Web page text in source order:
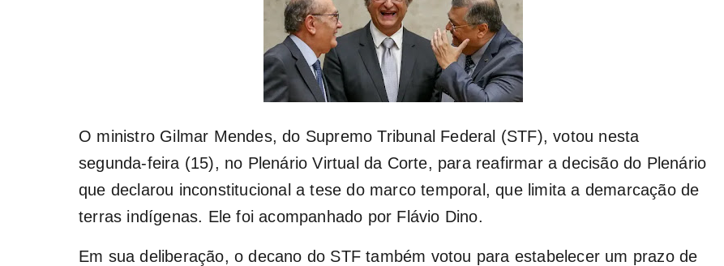
O ministro Gilmar Mendes, do Supremo Tribunal Federal (STF), votou nesta
segunda-feira (15), no Plenário Virtual da Corte, para reafirmar a decisão do Plenário
que declarou inconstitucional a tese do marco temporal, que limita a demarcação de
terras indígenas. Ele foi acompanhado por Flávio Dino.
Em sua deliberação, o decano do STF também votou para estabelecer um prazo de